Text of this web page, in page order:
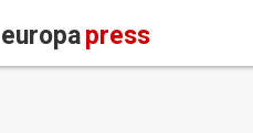
europapress